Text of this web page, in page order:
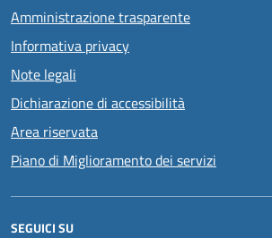
Amministrazione trasparente
Informativa privacy
Note legali
Dichiarazione di accessibilità
Area riservata
Piano di Miglioramento dei servizi
SEGUICI SU